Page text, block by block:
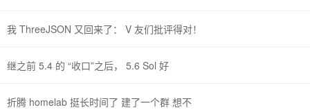
我 ThreeJSON 又回来了： V 友们批评得对！
继之前 5.4 的 “收口”之后， 5.6 Sol 好
折腾 homelab 挺长时间了 建了一个群 想不